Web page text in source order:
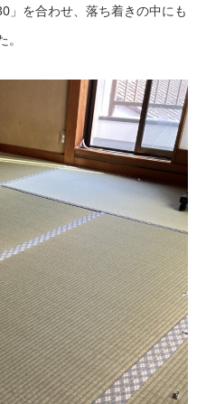
」を合わせ、落ち着きの中にも